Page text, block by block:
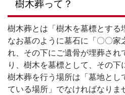
樹木葬って？
樹木葬とは「樹木を墓標とする
なお墓のように墓石に「〇〇家
れ、その下にご遺骨が埋葬され
り、樹木を墓標として、その下
樹木葬を行う場所は「墓地とし
ている場所」でなければなりま